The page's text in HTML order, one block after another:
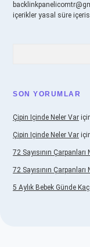
içerikler yasal süre
SON YORUMLAR
Çipin Içinde Neler Var
Çipin Içinde Neler Var
72 Sayısının Çarpanları
72 Sayısının Çarpanları
5 Aylık Bebek Günde